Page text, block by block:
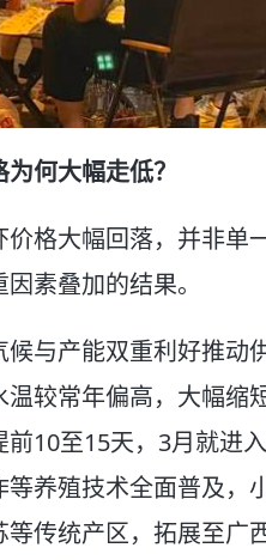
何大幅走低？
价格大幅回落，并非单
素叠加的结果。
候与产能双重利好推动
温较常年偏高，大幅缩
前10至15天，3月就进
等养殖技术全面普及，
等传统产区，拓展至广